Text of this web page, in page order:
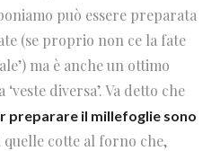
può essere preparata
(se proprio non ce la fate
ma è anche un ottimo
diversa’. Va detto che
preparare il millefoglie sono
cotte al forno che,